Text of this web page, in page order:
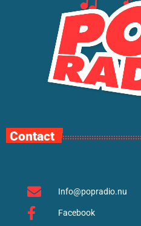
Contact
Info@popradio.nu
Facebook